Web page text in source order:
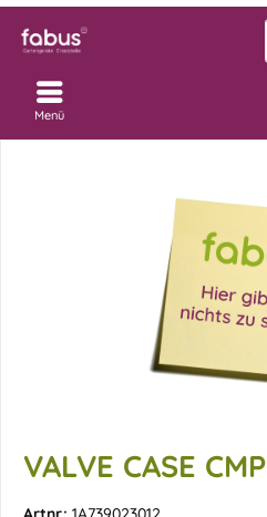
Menü
VALVE CASE CMP